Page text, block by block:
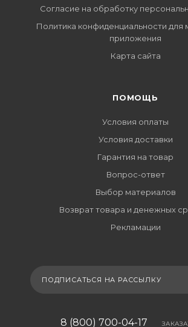
Согласие на обработку
Политика конфиденциальности для
приложения
Карта сайта
ПОМОЩЬ
Условия оплаты
Условия доставки
Гарантия на товар
Вопрос-ответ
Выбор материалов
Возврат товара и денежных
Рекламации
ПОДПИСАТЬСЯ НА РАССЫЛКУ
8 (800) 700-04-17